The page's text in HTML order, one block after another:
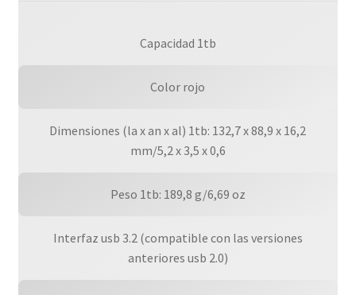
Capacidad 1tb
Color rojo
Dimensiones (la x an x al) 1tb: 132,7 x 88,9 x 16,2
mm/5,2 x 3,5 x 0,6
Peso 1tb: 189,8 g/6,69 oz
Interfaz usb 3.2 (compatible con las versiones
anteriores usb 2.0)